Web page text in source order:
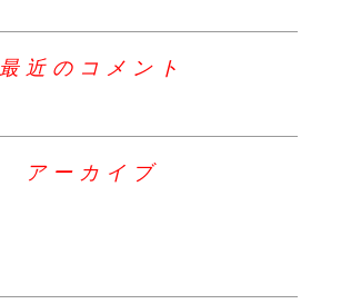
最近のコメント
アーカイブ